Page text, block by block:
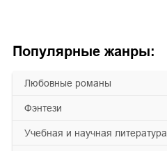
Популярные жанры:
любовные романы
фэнтези
учебная и научная литература